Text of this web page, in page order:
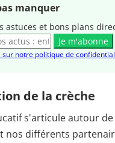
manquer
astuces et bons plans
Je m'abonne
sur notre politique de
de la crèche
s'articule autour
nos différents